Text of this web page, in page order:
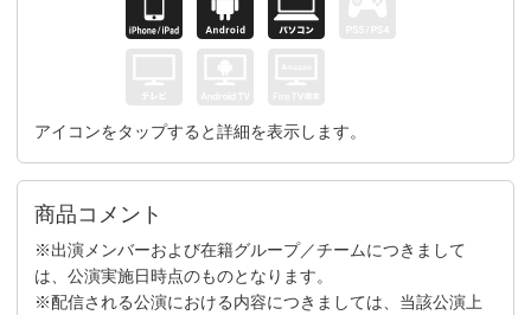
アイコンをタップすると詳細を表示します。
商品コメント
※出演メンバーおよび在籍グループ／チームにつきまして
は、公演実施日時点のものとなります。
※配信される公演における内容につきましては、当該公演上